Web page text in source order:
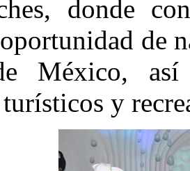
donde
de
México,
y